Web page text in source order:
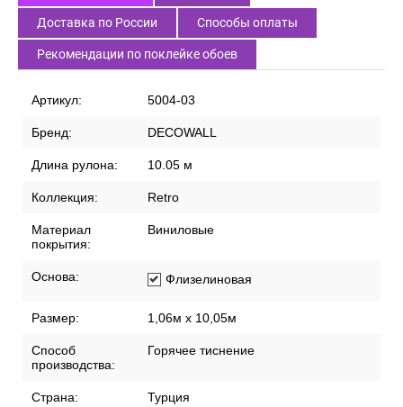
Доставка по России Способы оплаты
Рекомендации по поклейке обоев
Артикул: 5004-03
Бренд: DECOWALL
Длина рулона: 10.05 м
Коллекция: Retro
Материал
покрытия:
Виниловые
Основа: Флизелиновая
Размер: 1,06м х 10,05м
Способ
производства:
Горячее тиснение
Страна: Турция